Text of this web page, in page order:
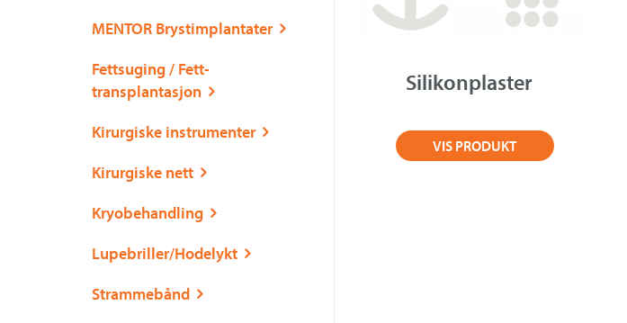
MENTOR Brystimplantater
Fettsuging / Fett-
transplantasjon
Kirurgiske instrumenter
Kirurgiske nett
Kryobehandling
Lupebriller/Hodelykt
Strammebånd
Silikonplaster
VIS PRODUKT